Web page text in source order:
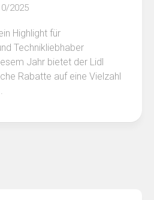
2025
Highlight für
Technikliebhaber
Jahr bietet der Lidl
Rabatte auf eine Vielzahl